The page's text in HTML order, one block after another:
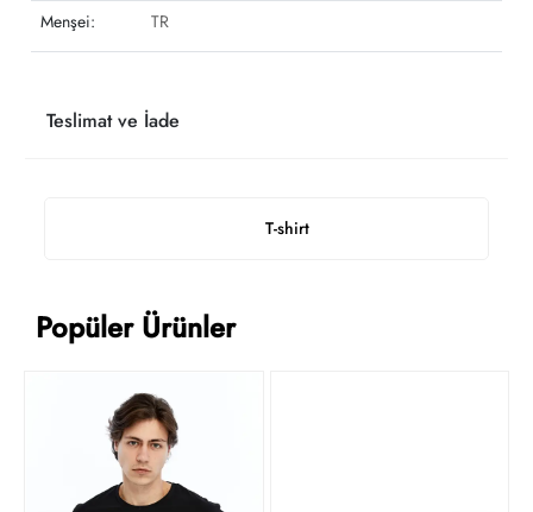
T-shirt
Menşei: TR
Teslimat ve İade
Popüler Ürünler